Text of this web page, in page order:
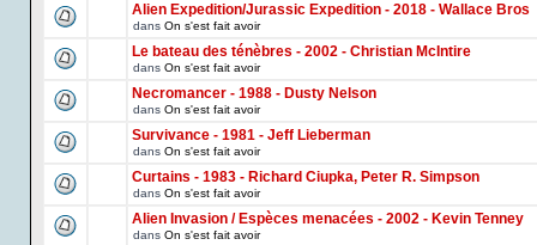
Alien Expedition/Jurassic Expedition - 2018 - Wallace Bros
dans On s'est fait avoir
Le bateau des ténèbres - 2002 - Christian McIntire
dans On s'est fait avoir
Necromancer - 1988 - Dusty Nelson
dans On s'est fait avoir
Survivance - 1981 - Jeff Lieberman
dans On s'est fait avoir
Curtains - 1983 - Richard Ciupka, Peter R. Simpson
dans On s'est fait avoir
Alien Invasion / Espèces menacées - 2002 - Kevin Tenney
dans On s'est fait avoir